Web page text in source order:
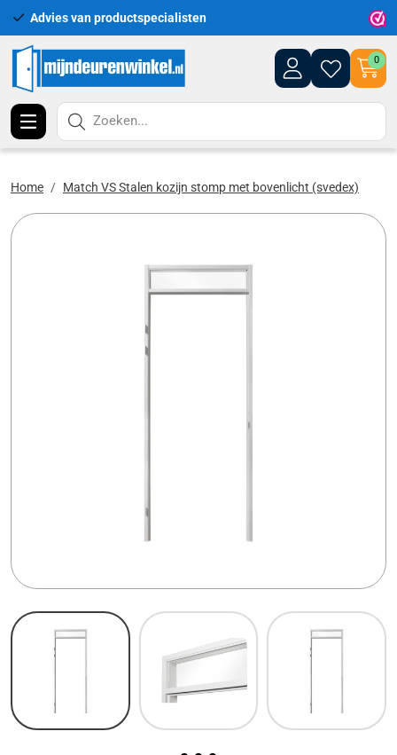
Advies van productspecialisten
0
Zoeken...
Home Match VS Stalen kozijn stomp met bovenlicht (svedex)